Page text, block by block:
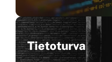
Tietoturva